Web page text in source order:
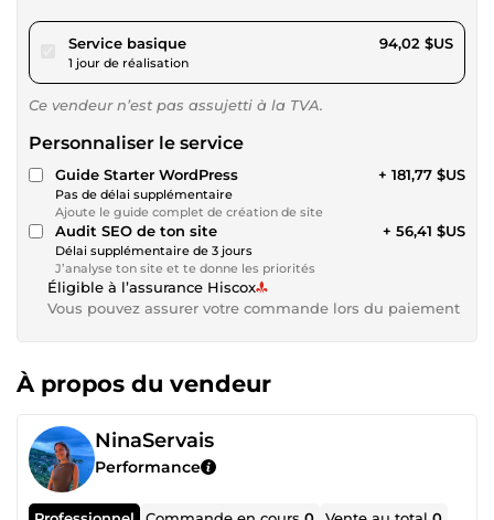
Service basiquepour 86,65 $US
1 jour de réalisation
94,02 $US
Ce vendeur n’est pas assujetti à la TVA.
Personnaliser le service
Guide Starter WordPress
Pas de délai supplémentaire
Ajoute le guide complet de création de site
+ 181,77 $US
Audit SEO de ton site
Délai supplémentaire de 3 jours
J’analyse ton site et te donne les priorités
+ 56,41 $US
Éligible à l’assurance Hiscox
Vous pouvez assurer votre commande lors du paiement
À propos du vendeur
NinaServais
Performance